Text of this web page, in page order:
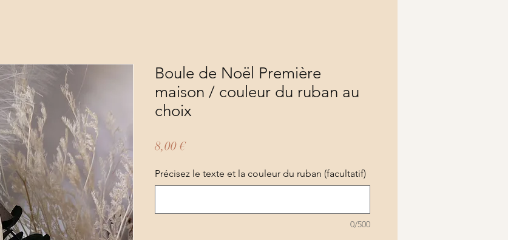
Boule de Noël Première
maison / couleur du ruban au
choix
8,00 €Prix
Précisez le texte et la couleur du ruban (facultatif)
0/500